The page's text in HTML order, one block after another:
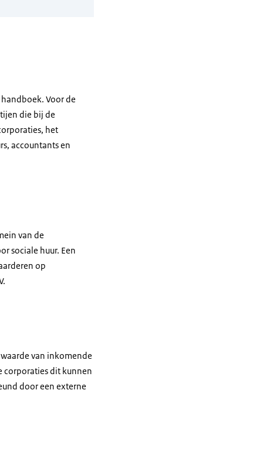
Voor de
die bij de
het
accountants en
van de
sociale huur. Een
op
van inkomende
corporaties dit kunnen
door een externe